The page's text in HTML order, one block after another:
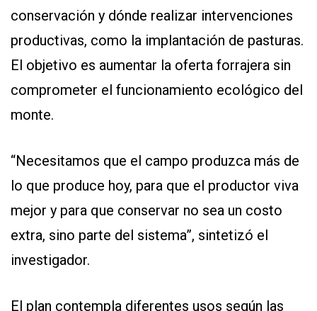
conservación y dónde realizar intervenciones
productivas, como la implantación de pasturas.
El objetivo es aumentar la oferta forrajera sin
comprometer el funcionamiento ecológico del
monte.
“Necesitamos que el campo produzca más de
lo que produce hoy, para que el productor viva
mejor y para que conservar no sea un costo
extra, sino parte del sistema”, sintetizó el
investigador.
El plan contempla diferentes usos según las